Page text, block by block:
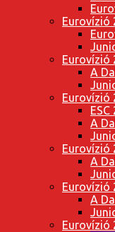
Eurovízió
Eurovízió
A
Eurovízió
ESC
A
Eurovízió
A
Eurovízió
A
Eurovízió